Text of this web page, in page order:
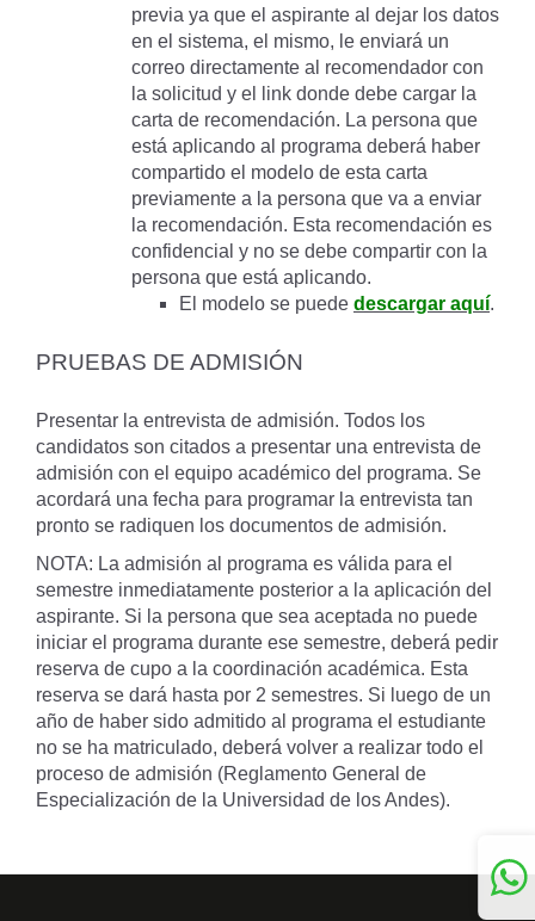
previa ya que el aspirante al dejar los datos
en el sistema, el mismo, le enviará un
correo directamente al recomendador con
la solicitud y el link donde debe cargar la
carta de recomendación. La persona que
está aplicando al programa deberá haber
compartido el modelo de esta carta
previamente a la persona que va a enviar
la recomendación. Esta recomendación es
confidencial y no se debe compartir con la
persona que está aplicando.
El modelo se puede descargar aquí.
PRUEBAS DE ADMISIÓN
Presentar la entrevista de admisión. Todos los
candidatos son citados a presentar una entrevista de
admisión con el equipo académico del programa. Se
acordará una fecha para programar la entrevista tan
pronto se radiquen los documentos de admisión.
NOTA: La admisión al programa es válida para el
semestre inmediatamente posterior a la aplicación del
aspirante. Si la persona que sea aceptada no puede
iniciar el programa durante ese semestre, deberá pedir
reserva de cupo a la coordinación académica. Esta
reserva se dará hasta por 2 semestres. Si luego de un
año de haber sido admitido al programa el estudiante
no se ha matriculado, deberá volver a realizar todo el
proceso de admisión (Reglamento General de
Especialización de la Universidad de los Andes).